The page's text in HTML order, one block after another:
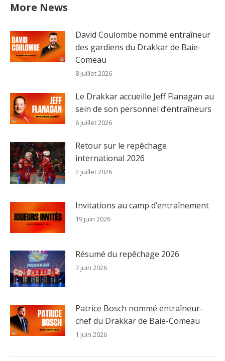
More News
David Coulombe nommé entraîneur
des gardiens du Drakkar de Baie-
Comeau
8 juillet 2026
Le Drakkar accueille Jeff Flanagan au
sein de son personnel d’entraîneurs
6 juillet 2026
Retour sur le repêchage
international 2026
2 juillet 2026
Invitations au camp d’entraînement
19 juin 2026
Résumé du repêchage 2026
7 juin 2026
Patrice Bosch nommé entraîneur-
chef du Drakkar de Baie-Comeau
1 juin 2026